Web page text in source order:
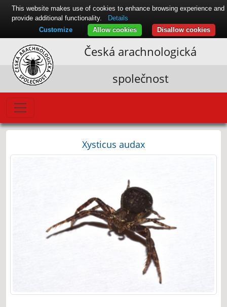
Česká arachnologická
společnost
Xysticus audax
This website makes use of cookies to enhance browsing experience and
provide additional functionality.
Details
Disallow cookies
Allow cookies
Customize